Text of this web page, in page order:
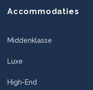
Accommodaties
Middenklasse
Luxe
High-End